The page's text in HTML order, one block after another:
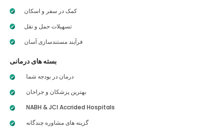
کمک در سفر و اسکان
تسهیلات حمل و نقل
فرآیند مستندسازی آسان
بسته های درمانی
درمان در بودجه شما
بهترین پزشکان و جراحان
NABH & JCI Accrided Hospitals
گزینه های مشاوره چندگانه